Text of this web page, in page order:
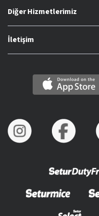
Diğer Hizmetlerimiz
İletişim